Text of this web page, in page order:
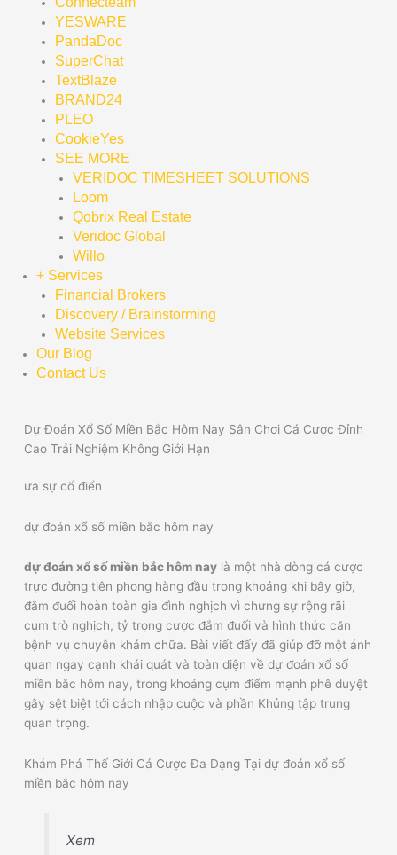
YESWARE
PandaDoc
SuperChat
TextBlaze
BRAND24
PLEO
CookieYes
SEE MORE
VERIDOC TIMESHEET SOLUTIONS
Loom
Qobrix Real Estate
Veridoc Global
Willo
+ Services
Financial Brokers
Discovery / Brainstorming
Website Services
Our Blog
Contact Us
Dự Đoán Xổ Số Miền Bắc Hôm Nay Sân Chơi Cá Cược Đỉnh
Cao Trải Nghiệm Không Giới Hạn
ưa sự cổ điển
dự đoán xổ số miền bắc hôm nay
dự đoán xổ số miền bắc hôm nay là một nhà dòng cá cược
trực đường tiên phong hàng đầu trong khoảng khi bây giờ,
đắm đuối hoàn toàn gia đình nghịch vì chưng sự rộng rãi
cụm trò nghịch, tỷ trọng cược đắm đuối và hình thức căn
bệnh vụ chuyên khám chữa. Bài viết đấy đã giúp đỡ một ánh
quan ngay cạnh khái quát và toàn diện về dự đoán xổ số
miền bắc hôm nay, trong khoảng cụm điểm mạnh phê duyệt
gây sệt biệt tới cách nhập cuộc và phần Khủng tập trung
quan trọng.
Khám Phá Thế Giới Cá Cược Đa Dạng Tại dự đoán xổ số
miền bắc hôm nay
Xem